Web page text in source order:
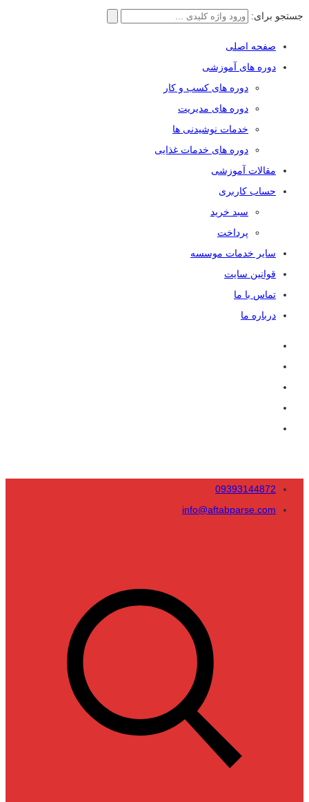
جستجو برای:
صفحه اصلی
دوره های آموزشی
دوره های کسب و کار
دوره های مدیریت
خدمات نوشیدنی ها
دوره های خدمات غذایی
مقالات آموزشی
حساب کاربری
سبد خرید
پرداخت
سایر خدمات موسسه
قوانین سایت
تماس با ما
درباره ما
09393144872
info@aftabparse.com